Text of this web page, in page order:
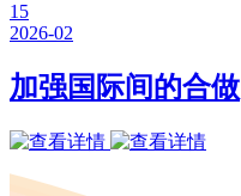
15
2026-02
加强国际间的合做